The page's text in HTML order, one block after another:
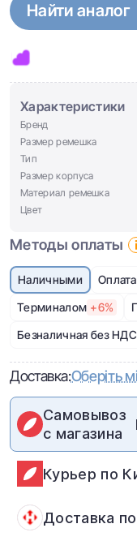
Найти аналог
Характеристики
Бренд
Размер ремешка
Тип
Размер корпуса
Материал ремешка
Цвет
Методы оплаты
Наличными
Терминалом +6%
Безналичная без НДС
Доставка:Оберіть
Самовывоз
с магазина
Курьер по
Доставка